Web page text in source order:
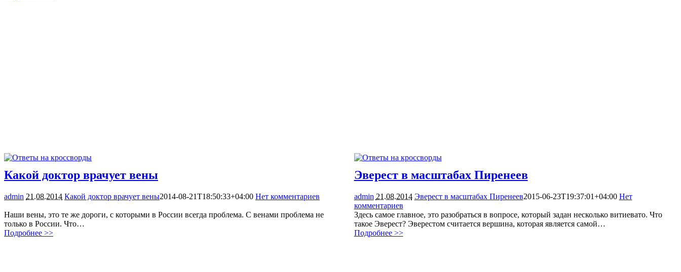
Какой доктор врачует вены
admin 21.08.2014 Какой доктор врачует вены2014-08-21T18:50:33+04:00 Нет комментариев
Наши вены, это те же дороги, с которыми в России всегда проблема. С венами проблема не
только в России. Что…
Подробнее >>
Эверест в масштабах Пиренеев
admin 21.08.2014 Эверест в масштабах Пиренеев2015-06-23T19:37:01+04:00 Нет
комментариев
Здесь самое главное, это разобраться в вопросе, который задан несколько витиевато. Что
такое Эверест? Эверестом считается вершина, которая является самой…
Подробнее >>